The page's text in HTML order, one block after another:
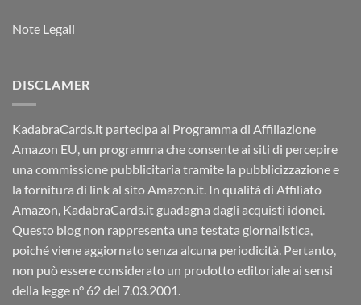
Note Legali
DISCLAMER
KadabraCards.it partecipa al Programma di Affiliazione
Amazon EU, un programma che consente ai siti di percepire
una commissione pubblicitaria tramite la pubblicizzazione e
la fornitura di link al sito Amazon.it. In qualità di Affiliato
Amazon, KadabraCards.it guadagna dagli acquisti idonei.
Questo blog non rappresenta una testata giornalistica,
poiché viene aggiornato senza alcuna periodicità. Pertanto,
non può essere considerato un prodotto editoriale ai sensi
della legge n° 62 del 7.03.2001.